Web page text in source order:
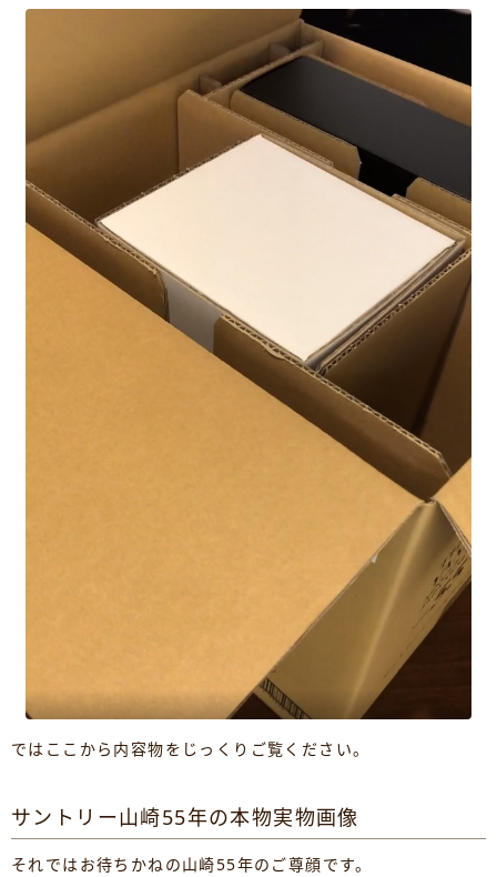
ではここから内容物をじっくりご覧ください。
サントリー山崎55年の本物実物画像
それではお待ちかねの山崎55年のご尊顔です。